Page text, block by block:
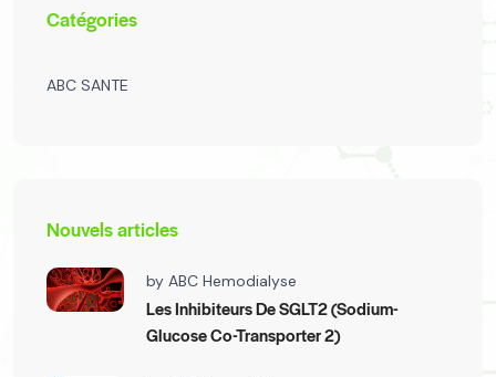
Catégories
ABC SANTE
Nouvels articles
by ABC Hemodialyse
Les Inhibiteurs De SGLT2 (Sodium-
Glucose Co-Transporter 2)